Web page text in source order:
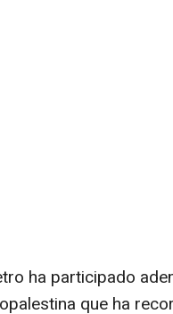
ha participado
que ha